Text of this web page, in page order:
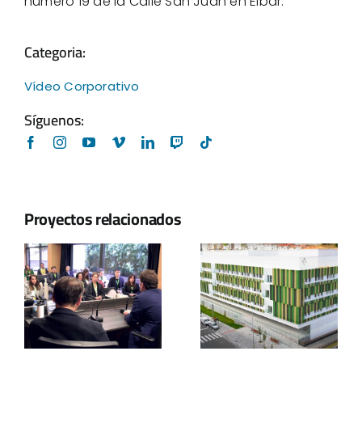
Categoria:
Vídeo Corporativo
Síguenos:
Proyectos relacionados
Hospital de
Eibar